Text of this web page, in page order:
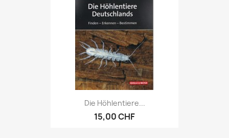
Die Höhlentiere...
15,00 CHF